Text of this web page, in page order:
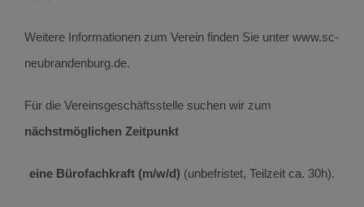
Weitere Informationen zum Verein finden Sie unter www.sc-
neubrandenburg.de.
Für die Vereinsgeschäftsstelle suchen wir zum
nächstmöglichen Zeitpunkt
eine Bürofachkraft (m/w/d) (unbefristet, Teilzeit ca. 30h).